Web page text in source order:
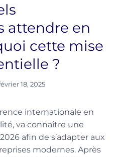
attendre en
cette mise
?
18, 2025
internationale en
va connaître une
afin de s’adapter aux
modernes. Après